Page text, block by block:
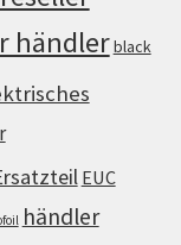
händlerblack
EUC
händler